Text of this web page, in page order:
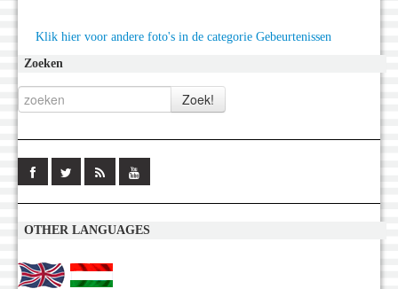
Klik hier voor andere foto's in de categorie Gebeurtenissen
Zoeken
OTHER LANGUAGES